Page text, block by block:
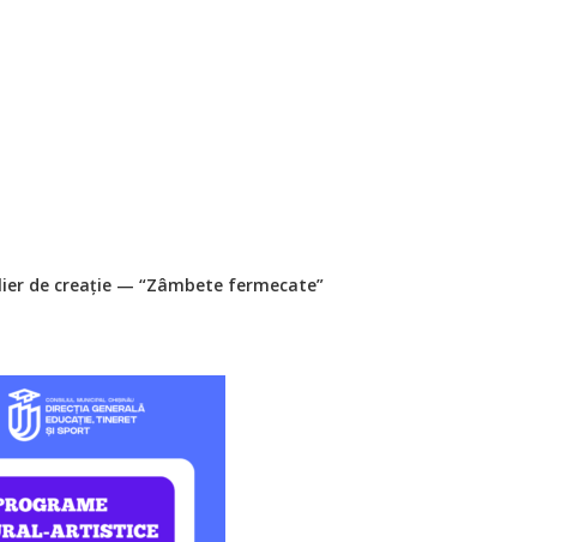
de creație — “Zâmbete fermecate”